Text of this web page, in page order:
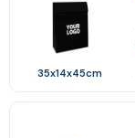
35x14x45cm